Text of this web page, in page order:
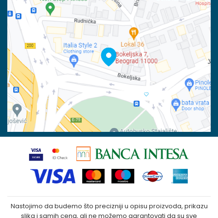
Račun
Banka Intesa 160-6000001244963-48
PIB:
100023031
Matični broj:
07790937
Isporuka
Pravo na odustajanje
Reklamacije
Povraćaj sredstava
Zamena veličine i zamena artikla za drugi
Kako kupiti
Nastojimo da budemo što precizniji u opisu proizvoda, prikazu
slika i samih cena, ali ne možemo garantovati da su sve